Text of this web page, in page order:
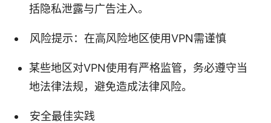
括隐私泄露与广告注入。
风险提示：在高风险地区使用VPN需谨慎
某些地区对VPN使用有严格监管，务必遵守当
地法律法规，避免造成法律风险。
安全最佳实践